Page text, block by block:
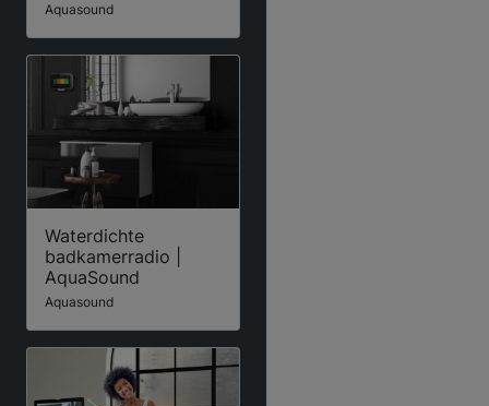
Aquasound
Waterdichte
badkamerradio |
AquaSound
Aquasound